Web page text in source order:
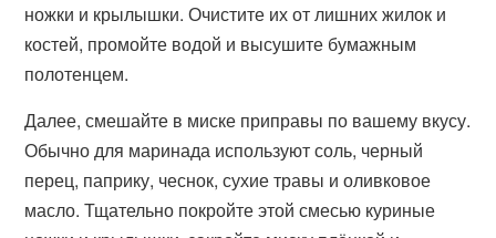
ножки и крылышки. Очистите их от лишних жилок и
костей, промойте водой и высушите бумажным
полотенцем.
Далее, смешайте в миске приправы по вашему вкусу.
Обычно для маринада используют соль, черный
перец, паприку, чеснок, сухие травы и оливковое
масло. Тщательно покройте этой смесью куриные